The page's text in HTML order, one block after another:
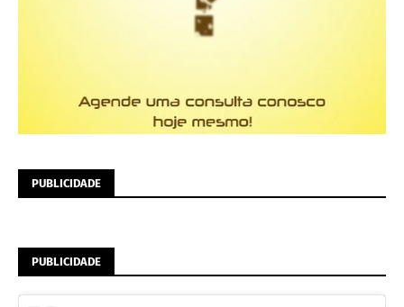
PUBLICIDADE
PUBLICIDADE